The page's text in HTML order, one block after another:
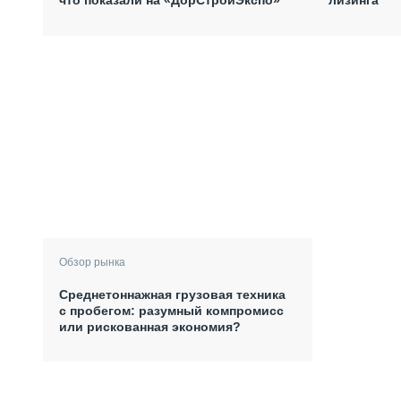
Обзор рынка
Среднетоннажная грузовая техника
с пробегом: разумный компромисс
или рискованная экономия?